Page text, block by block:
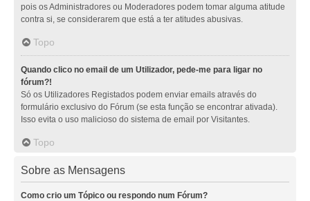
pois os Administradores ou Moderadores podem tomar alguma atitude
contra si, se considerarem que está a ter atitudes abusivas.
Topo
Quando clico no email de um Utilizador, pede-me para ligar no
fórum?!
Só os Utilizadores Registados podem enviar emails através do
formulário exclusivo do Fórum (se esta função se encontrar ativada).
Isso evita o uso malicioso do sistema de email por Visitantes.
Topo
Sobre as Mensagens
Como crio um Tópico ou respondo num Fórum?